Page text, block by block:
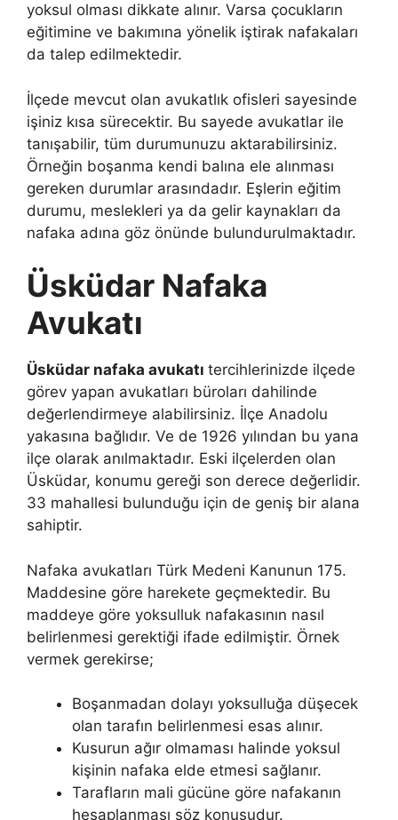
yoksul olması dikkate alınır. Varsa çocukların
eğitimine ve bakımına yönelik iştirak nafakaları
da talep edilmektedir.
İlçede mevcut olan avukatlık ofisleri sayesinde
işiniz kısa sürecektir. Bu sayede avukatlar ile
tanışabilir, tüm durumunuzu aktarabilirsiniz.
Örneğin boşanma kendi balına ele alınması
gereken durumlar arasındadır. Eşlerin eğitim
durumu, meslekleri ya da gelir kaynakları da
nafaka adına göz önünde bulundurulmaktadır.
Üsküdar Nafaka
Avukatı
Üsküdar nafaka avukatı tercihlerinizde ilçede
görev yapan avukatları büroları dahilinde
değerlendirmeye alabilirsiniz. İlçe Anadolu
yakasına bağlıdır. Ve de 1926 yılından bu yana
ilçe olarak anılmaktadır. Eski ilçelerden olan
Üsküdar, konumu gereği son derece değerlidir.
33 mahallesi bulunduğu için de geniş bir alana
sahiptir.
Nafaka avukatları Türk Medeni Kanunun 175.
Maddesine göre harekete geçmektedir. Bu
maddeye göre yoksulluk nafakasının nasıl
belirlenmesi gerektiği ifade edilmiştir. Örnek
vermek gerekirse;
Boşanmadan dolayı yoksulluğa düşecek
olan tarafın belirlenmesi esas alınır.
Kusurun ağır olmaması halinde yoksul
kişinin nafaka elde etmesi sağlanır.
Tarafların mali gücüne göre nafakanın
hesaplanması söz konusudur.